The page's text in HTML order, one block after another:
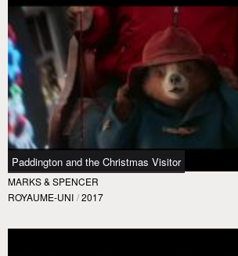
Paddington and the Christmas Visitor
MARKS & SPENCER
ROYAUME-UNI / 2017